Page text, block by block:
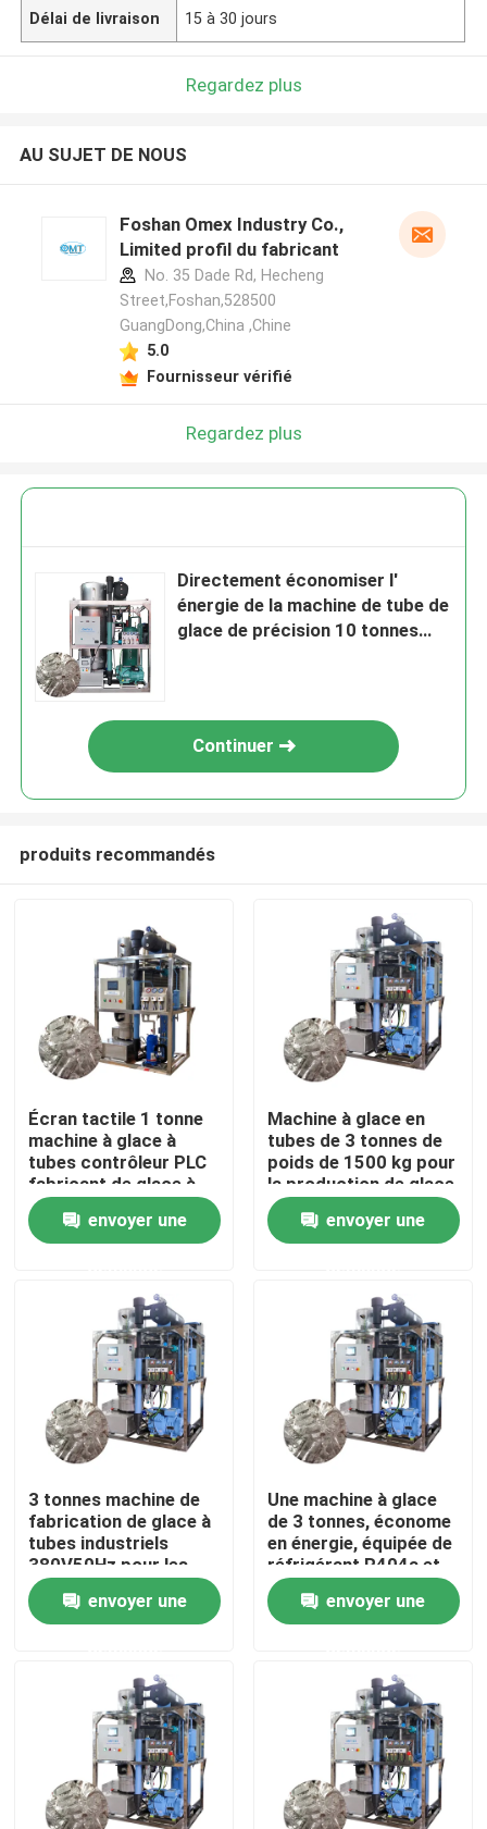
À la maison
Le spectacle VR
À propos de nous
Contrôle de la qualité
Nous contacter
Demandez un devis
Machine à glace à tubes
machine à glace à gros cubes
Délai de livraison 15 à 30 jours
Regardez plus
AU SUJET DE NOUS
Foshan Omex Industry Co.,
Limited profil du fabricant
No. 35 Dade Rd, Hecheng
Street,Foshan,528500
GuangDong,China ,Chine
5.0
Fournisseur vérifié
Regardez plus
Directement économiser l'
énergie de la machine de tube de
glace de précision 10 tonnes
Continuer
produits recommandés
Écran tactile 1 tonne
machine à glace à
tubes contrôleur PLC
fabricant de glace à
tubes automatisé
envoyer une
Machine à glace en
tubes de 3 tonnes de
poids de 1500 kg pour
la production de glace
de qualité alimentaire
en ventes et
performances
envoyer une
3 tonnes machine de
fabrication de glace à
tubes industriels
380V50Hz pour les
besoins des hôtels et
des restaurants
envoyer une
Une machine à glace
de 3 tonnes, économe
en énergie, équipée de
réfrigérant R404a et
de grande capacité
envoyer une